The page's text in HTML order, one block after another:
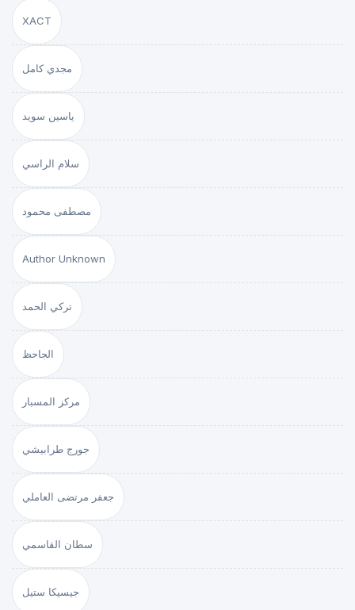
XACT
مجدي كامل
ياسين سويد
سلام الراسي
مصطفى محمود
Author Unknown
تركي الحمد
الجاحظ
مركز المسبار
جورج طرابيشي
جعفر مرتضى العاملي
سطان القاسمي
جيسيكا ستيل